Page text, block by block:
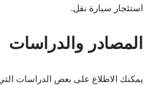
استئجار سيارة نقل.
المصادر والدراسات
يمكنك الاطلاع على بعض الدراسات